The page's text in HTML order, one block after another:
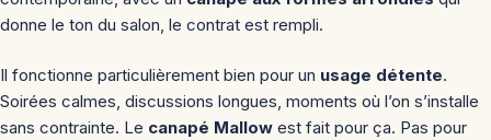
donne le ton du salon, le contrat est rempli.
Il fonctionne particulièrement bien pour un usage détente.
Soirées calmes, discussions longues, moments où l’on s’installe
sans contrainte. Le canapé Mallow est fait pour ça. Pas pour